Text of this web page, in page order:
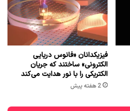
فیزیکدانان «فانوس دریایی
الکترونی» ساختند که جریان
الکتریکی را با نور هدایت می‌کند
2 هفته پیش